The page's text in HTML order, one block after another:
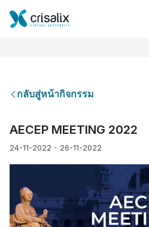
แผน
ความคิดเห็นของคนไข้
กลับสู่หน้ากิจกรรม
AECEP MEETING 2022
24-11-2022 - 26-11-2022